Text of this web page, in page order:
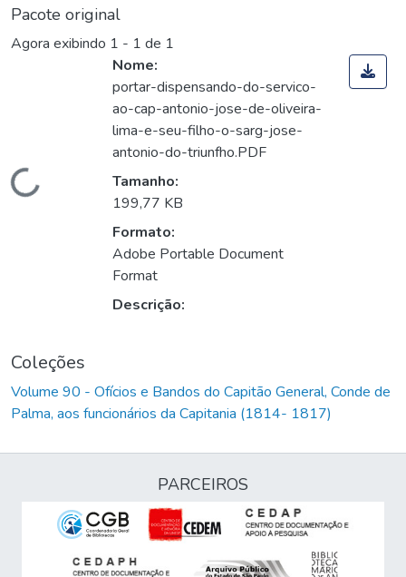
Pacote original
Agora exibindo 1 - 1 de 1
Carregando...
Nome:
portar-dispensando-do-servico-
ao-cap-antonio-jose-de-oliveira-
lima-e-seu-filho-o-sarg-jose-
antonio-do-triunfho.PDF
Tamanho:
199,77 KB
Formato:
Adobe Portable Document
Format
Descrição:
Coleções
Volume 90 - Ofícios e Bandos do Capitão General, Conde de
Palma, aos funcionários da Capitania (1814- 1817)
PARCEIROS